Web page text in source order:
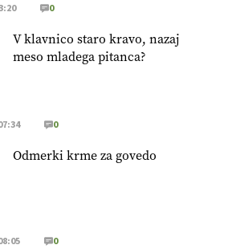
0
V klavnico staro kravo, nazaj
meso mladega pitanca?
0
Odmerki krme za govedo
0